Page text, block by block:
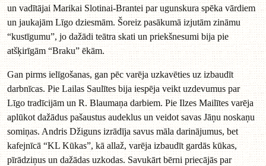
un vadītājai Marikai Slotinai-Brantei par ugunskura spēka vārdiem
un jaukajām Līgo dziesmām. Šoreiz pasākumā izjutām zināmu
“kustīgumu”, jo dažādi teātra skati un priekšnesumi bija pie
atšķirīgām “Braku” ēkām.
Gan pirms ielīgošanas, gan pēc varēja uzkavēties uz izbaudīt
darbnīcas. Pie Lailas Saulītes bija iespēja veikt uzdevumus par
Līgo tradīcijām un R. Blaumaņa darbiem. Pie Ilzes Mailītes varēja
aplūkot dažādus pašaustus audeklus un veidot savas Jāņu noskaņu
somiņas. Andris Džiguns izrādīja savus māla darinājumus, bet
kafejnīcā “KL Kūkas”, kā allaž, varēja izbaudīt gardās kūkas,
pīrādziņus un dažādas uzkodas. Savukārt bērni priecājās par